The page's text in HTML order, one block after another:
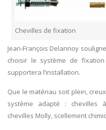
Chevilles de fixation
Jean-François Delannoy
choisir le système de
supportera l’installation.
Que le matériau soit plein,
système adapté : chevilles
chevilles Molly, scellement